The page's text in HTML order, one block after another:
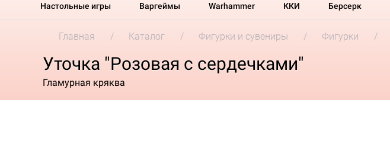
Настольные игры Варгеймы Warhammer ККИ Берсерк
Главная Каталог Фигурки и сувениры Фигурки
Уточка "Розовая c сердечками"
Гламурная кряква